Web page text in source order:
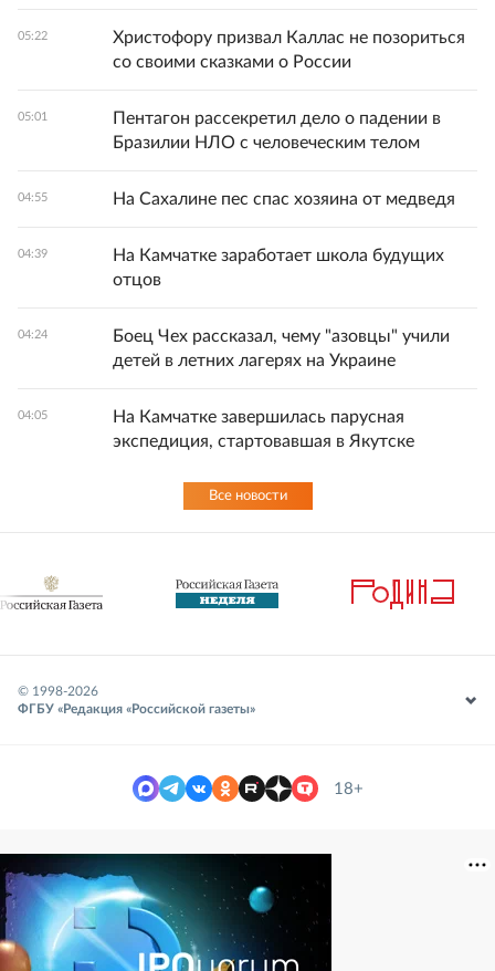
05:22
Христофору призвал Каллас не позориться
со своими сказками о России
05:01
Пентагон рассекретил дело о падении в
Бразилии НЛО с человеческим телом
04:55 На Сахалине пес спас хозяина от медведя
04:39
На Камчатке заработает школа будущих
отцов
04:24
Боец Чех рассказал, чему "азовцы" учили
детей в летних лагерях на Украине
04:05
На Камчатке завершилась парусная
экспедиция, стартовавшая в Якутске
Все новости
© 1998-2026
ФГБУ «Редакция «Российской газеты»
18+